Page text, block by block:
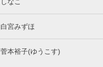
白宮みずほ
菅本裕子(ゆうこす)